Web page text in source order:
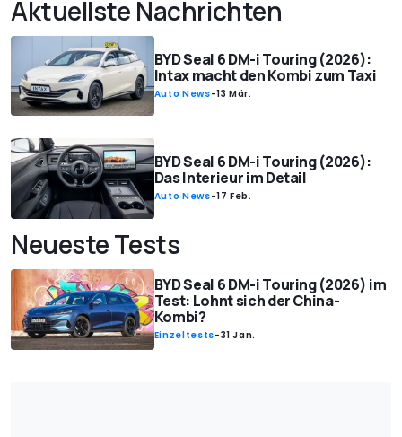
Aktuellste Nachrichten
BYD Seal 6 DM-i Touring (2026):
Intax macht den Kombi zum Taxi
Auto News-13 Mär.
BYD Seal 6 DM-i Touring (2026):
Das Interieur im Detail
Auto News-17 Feb.
Neueste Tests
BYD Seal 6 DM-i Touring (2026) im
Test: Lohnt sich der China-
Kombi?
Einzeltests-31 Jan.